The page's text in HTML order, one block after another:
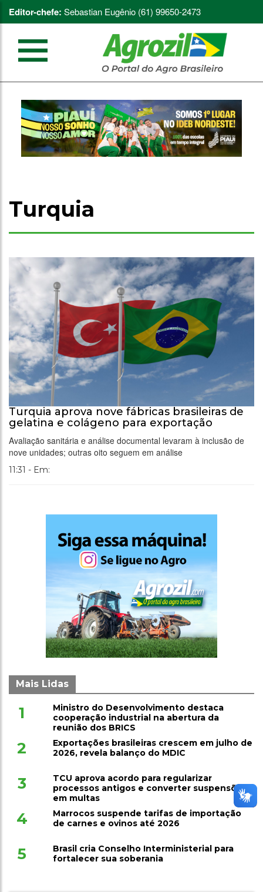
Editor-chefe: Sebastian Eugênio (61) 99650-2473
Turquia
Turquia aprova nove fábricas brasileiras de
gelatina e colágeno para exportação
Avaliação sanitária e análise documental levaram à inclusão de
nove unidades; outras oito seguem em análise
11:31 - Em:
Mais Lidas
1
Ministro do Desenvolvimento destaca
cooperação industrial na abertura da
reunião dos BRICS
2
Exportações brasileiras crescem em julho de
2026, revela balanço do MDIC
3
TCU aprova acordo para regularizar
processos antigos e converter suspensões
em multas
4
Marrocos suspende tarifas de importação
de carnes e ovinos até 2026
5
Brasil cria Conselho Interministerial para
fortalecer sua soberania